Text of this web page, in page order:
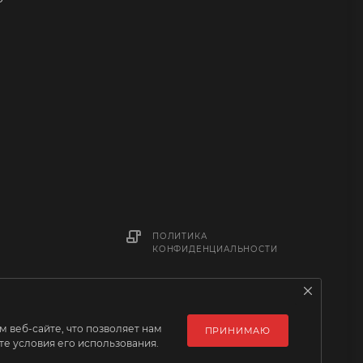
ПОЛИТИКА
КОНФИДЕНЦИАЛЬНОСТИ
сайте, что позволяет нам
условия его использования.
ПРИНИМАЮ